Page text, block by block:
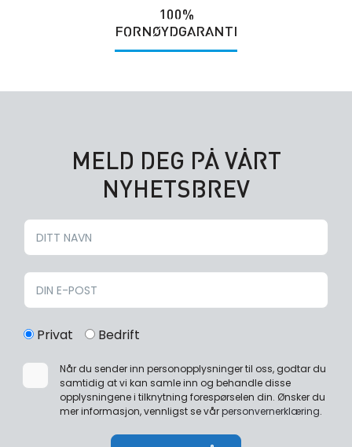
100%
FORNØYDGARANTI
MELD DEG PÅ VÅRT
NYHETSBREV
Privat Bedrift
Når du sender inn personopplysninger til oss, godtar du
samtidig at vi kan samle inn og behandle disse
opplysningene i tilknytning forespørselen din. Ønsker du
mer informasjon, vennligst se vårpersonvernerklæring.